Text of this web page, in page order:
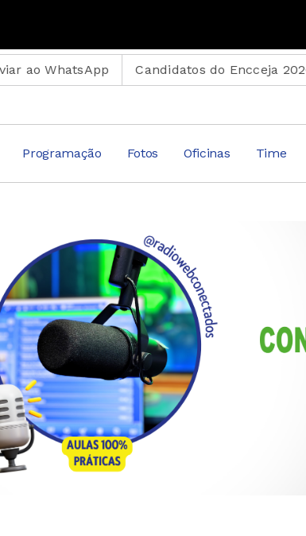
Musical
Candidatos do Encceja 2026 podem
Programação Fotos Oficinas Time